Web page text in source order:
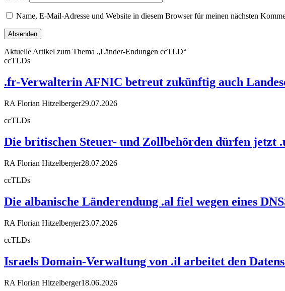
Name, E-Mail-Adresse und Website in diesem Browser für meinen nächsten
Aktuelle Artikel zum Thema „Länder-Endungen ccTLD“
ccTLDs
.fr-Verwalterin AFNIC betreut zukünftig auch
RA Florian Hitzelberger29.07.2026
ccTLDs
Die britischen Steuer- und Zollbehörden dürfen jetzt
RA Florian Hitzelberger28.07.2026
ccTLDs
Die albanische Länderendung .al fiel wegen eines
RA Florian Hitzelberger23.07.2026
ccTLDs
Israels Domain-Verwaltung von .il arbeitet den
RA Florian Hitzelberger18.06.2026